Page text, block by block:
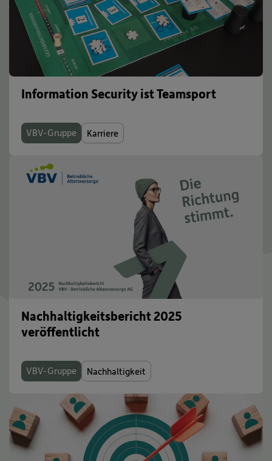
Information Security ist Teamsport
VBV-Gruppe Karriere
Nachhaltigkeitsbericht 2025
veröffentlicht
VBV-Gruppe Nachhaltigkeit